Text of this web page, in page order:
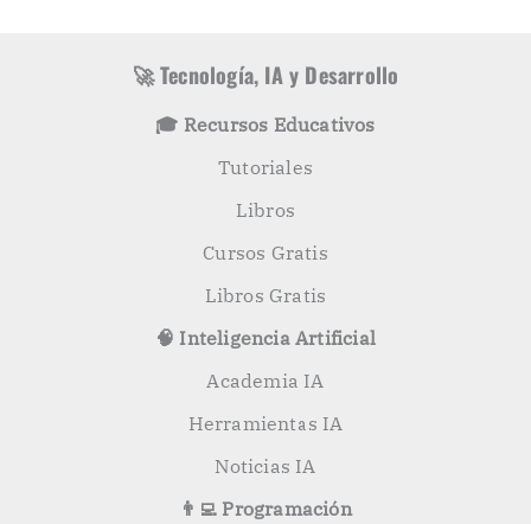
🚀 Tecnología, IA y Desarrollo
🎓 Recursos Educativos
Tutoriales
Libros
Cursos Gratis
Libros Gratis
🧠 Inteligencia Artificial
Academia IA
Herramientas IA
Noticias IA
👨‍💻 Programación